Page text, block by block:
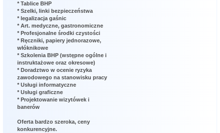
* Tablice BHP
* Szelki, linki bezpieczeństwa
* legalizacja gaśnic
* Art. medyczne, gastronomiczne
* Profesjonalne środki czystości
* Ręczniki, papiery jednorazowe,
włóknikowe
* Szkolenia BHP (wstępne ogólne i
instruktażowe oraz okresowe)
* Doradztwo w ocenie ryzyka
zawodowego na stanowisku pracy
* Usługi informatyczne
* Usługi graficzne
* Projektowanie wizytówek i
banerów
Oferta bardzo szeroka, ceny
konkurencyjne.